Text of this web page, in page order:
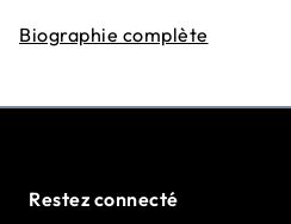
Biographie complète
Restez connecté